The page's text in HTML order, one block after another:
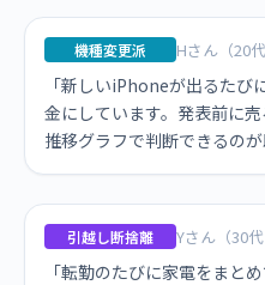
機種変更派 Hさん（20
「新しいiPhoneが出るたび
金にしています。発表前に
推移グラフで判断できるのが
引越し断捨離 Yさん（30代
「転勤のたびに家電をまと